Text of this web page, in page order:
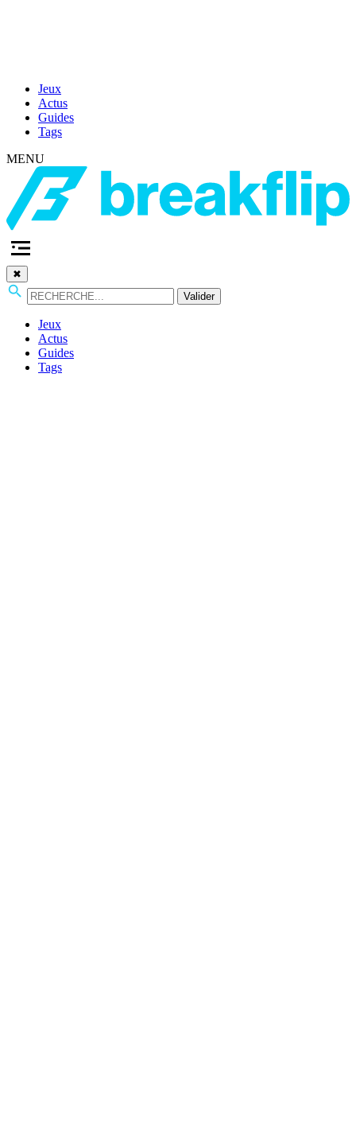
Jeux
Actus
Guides
Tags
MENU
✖
Valider
Jeux
Actus
Guides
Tags